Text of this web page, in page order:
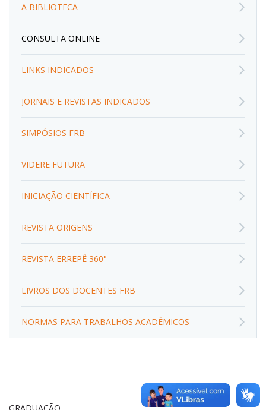
A BIBLIOTECA
CONSULTA ONLINE
LINKS INDICADOS
JORNAIS E REVISTAS INDICADOS
SIMPÓSIOS FRB
VIDERE FUTURA
INICIAÇÃO CIENTÍFICA
REVISTA ORIGENS
REVISTA ERREPÊ 360°
LIVROS DOS DOCENTES FRB
NORMAS PARA TRABALHOS ACADÊMICOS